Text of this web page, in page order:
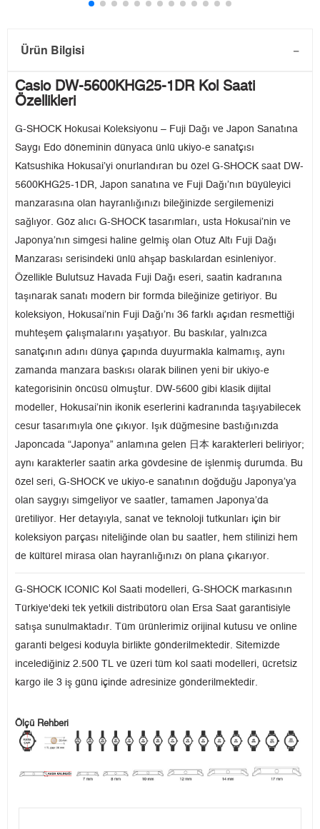
Ürün Bilgisi
Casio DW-5600KHG25-1DR Kol Saati
Özellikleri
G-SHOCK Hokusai Koleksiyonu – Fuji Dağı ve Japon Sanatına
Saygı Edo döneminin dünyaca ünlü ukiyo-e sanatçısı
Katsushika Hokusai’yi onurlandıran bu özel G-SHOCK saat DW-
5600KHG25-1DR, Japon sanatına ve Fuji Dağı’nın büyüleyici
manzarasına olan hayranlığınızı bileğinizde sergilemenizi
sağlıyor. Göz alıcı G-SHOCK tasarımları, usta Hokusai’nin ve
Japonya’nın simgesi haline gelmiş olan Otuz Altı Fuji Dağı
Manzarası serisindeki ünlü ahşap baskılardan esinleniyor.
Özellikle Bulutsuz Havada Fuji Dağı eseri, saatin kadranına
taşınarak sanatı modern bir formda bileğinize getiriyor. Bu
koleksiyon, Hokusai’nin Fuji Dağı’nı 36 farklı açıdan resmettiği
muhteşem çalışmalarını yaşatıyor. Bu baskılar, yalnızca
sanatçının adını dünya çapında duyurmakla kalmamış, aynı
zamanda manzara baskısı olarak bilinen yeni bir ukiyo-e
kategorisinin öncüsü olmuştur. DW-5600 gibi klasik dijital
modeller, Hokusai’nin ikonik eserlerini kadranında taşıyabilecek
cesur tasarımıyla öne çıkıyor. Işık düğmesine bastığınızda
Japoncada “Japonya” anlamına gelen 日本 karakterleri beliriyor;
aynı karakterler saatin arka gövdesine de işlenmiş durumda. Bu
özel seri, G-SHOCK ve ukiyo-e sanatının doğduğu Japonya’ya
olan saygıyı simgeliyor ve saatler, tamamen Japonya’da
üretiliyor. Her detayıyla, sanat ve teknoloji tutkunları için bir
koleksiyon parçası niteliğinde olan bu saatler, hem stilinizi hem
de kültürel mirasa olan hayranlığınızı ön plana çıkarıyor.
G-SHOCK ICONIC Kol Saati modelleri, G-SHOCK markasının
Türkiye'deki tek yetkili distribütörü olan Ersa Saat garantisiyle
satışa sunulmaktadır. Tüm ürünlerimiz orijinal kutusu ve online
garanti belgesi koduyla birlikte gönderilmektedir. Sitemizde
incelediğiniz 2.500 TL ve üzeri tüm kol saati modelleri, ücretsiz
kargo ile 3 iş günü içinde adresinize gönderilmektedir.
Ölçü Rehberi